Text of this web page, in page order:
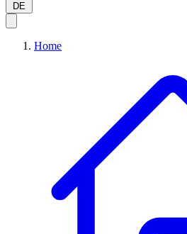
DE
Home